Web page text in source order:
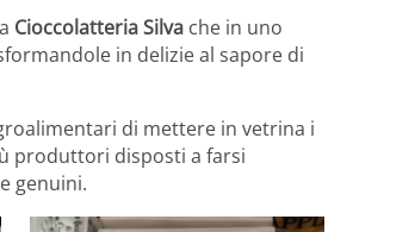
Cioccolatteria Silva che in uno
in delizie al sapore di
di mettere in vetrina i
produttori disposti a farsi
genuini.